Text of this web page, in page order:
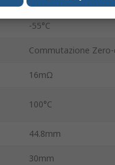
-55°C
Commutazione
16mΩ
100°C
44.8mm
30mm